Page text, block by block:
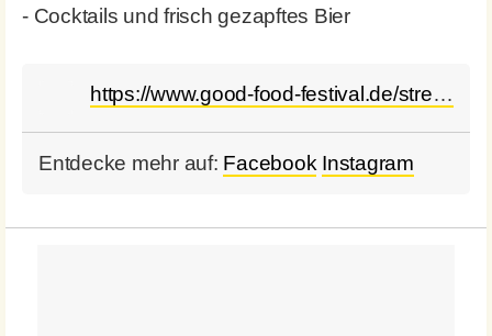
- Cocktails und frisch gezapftes Bier
https://www.good-food-festival.de/street-food-festival-sachsen-thueringen-termine
Entdecke mehr auf: Facebook Instagram